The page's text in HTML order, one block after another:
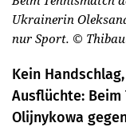
Ukrainerin
nur Sport. ©
Kein
Ausflüchte:
Olijnykowa